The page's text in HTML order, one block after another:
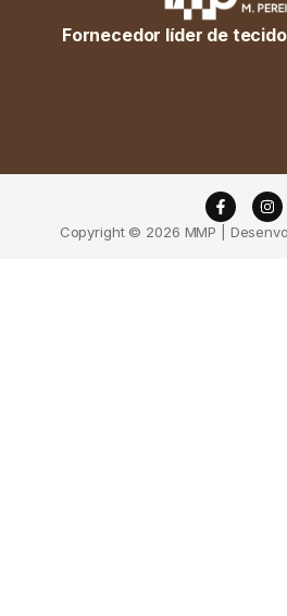
Fornecedor líder de
Copyright © 2026 MMP |